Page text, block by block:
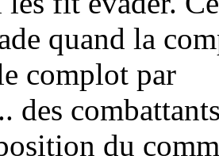
quand la
complot par
des
du